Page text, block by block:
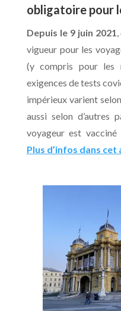
obligatoire pour
Depuis le 9 juin 2021
vigueur pour les
(y compris pour les
exigences de tests
impérieux varient
aussi selon d’autres
voyageur est
Plus d’infos dans